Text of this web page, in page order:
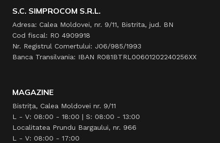
S.C. SIMPROCOM S.R.L.
Adresa: Calea Moldovei, nr. 9/11, Bistrita, jud. BN
Cod fiscal: RO 4909918
Nr. Registrul Comertului: J06/985/1993
Banca Transilvania: IBAN RO81BTRL00601202240256XX
MAGAZINE
Bistrița, Calea Moldovei nr. 9/11
L - V: 08:00 - 18:00 | S: 08:00 - 13:00
Localitatea Prundu Bargaului, nr. 966
L - V: 08:00 - 17:00